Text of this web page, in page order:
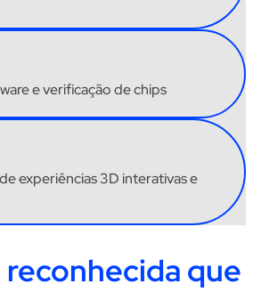
e verificação de chips
experiências 3D interativas e
que